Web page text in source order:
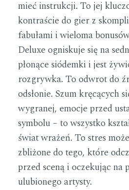
mieć instrukcji. To jej
kontraście do gier z
fabułami i wieloma
Deluxe ogniskuje się na
płonące siódemki i jest
rozgrywka. To odwrot do
odsłonie. Szum kręcących
wygranej, emocje przed
symbolu – to wszystko
świat wrażeń. To stres
zbliżone do tego, które
przed sceną i oczekując na
ulubionego artysty.